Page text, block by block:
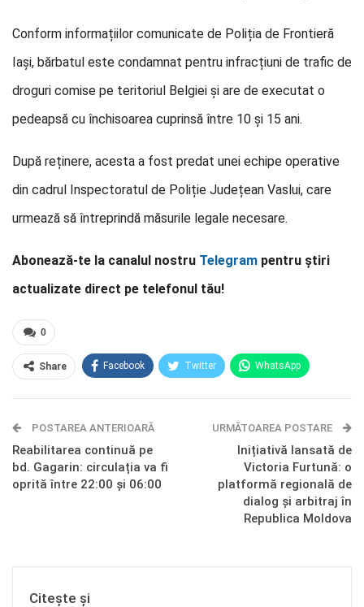
Conform informațiilor comunicate de Poliția de Frontieră
Iași, bărbatul este condamnat pentru infracțiuni de trafic de
droguri comise pe teritoriul Belgiei și are de executat o
pedeapsă cu închisoarea cuprinsă între 10 și 15 ani.
După reținere, acesta a fost predat unei echipe operative
din cadrul Inspectoratul de Poliție Județean Vaslui, care
urmează să întreprindă măsurile legale necesare.
Abonează-te la canalul nostru Telegram pentru știri
actualizate direct pe telefonul tău!
0
Share Facebook Twitter WhatsApp
Telegram OK.ru
POSTAREA ANTERIOARĂ
Reabilitarea continuă pe
bd. Gagarin: circulația va fi
oprită între 22:00 și 06:00
URMĂTOAREA POSTARE
Inițiativă lansată de
Victoria Furtună: o
platformă regională de
dialog și arbitraj în
Republica Moldova
Citește și